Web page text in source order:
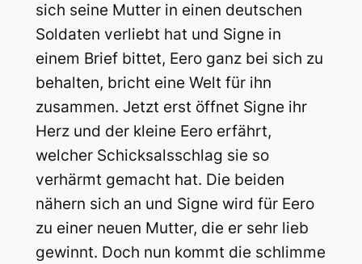
sich seine Mutter in einen deutschen
Soldaten verliebt hat und Signe in
einem Brief bittet, Eero ganz bei sich zu
behalten, bricht eine Welt für ihn
zusammen. Jetzt erst öffnet Signe ihr
Herz und der kleine Eero erfährt,
welcher Schicksalsschlag sie so
verhärmt gemacht hat. Die beiden
nähern sich an und Signe wird für Eero
zu einer neuen Mutter, die er sehr lieb
gewinnt. Doch nun kommt die schlimme